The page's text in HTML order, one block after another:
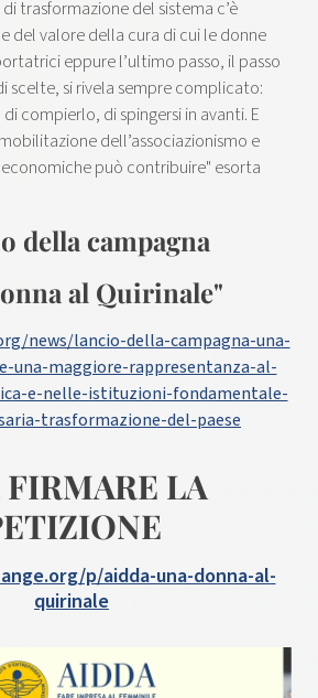
trasformazione del sistema c’è
del valore della cura di cui le donne
eppure l’ultimo passo, il passo
scelte, si rivela sempre complicato:
compierlo, di spingersi in avanti. E
dell’associazionismo e
può contribuire" esorta
della campagna
al Quirinale"
news/lancio-della-campagna-una-
una-maggiore-rappresentanza-al-
e-nelle-istituzioni-fondamentale-
trasformazione-del-paese
FIRMARE LA
p/aidda-una-donna-al-
quirinale